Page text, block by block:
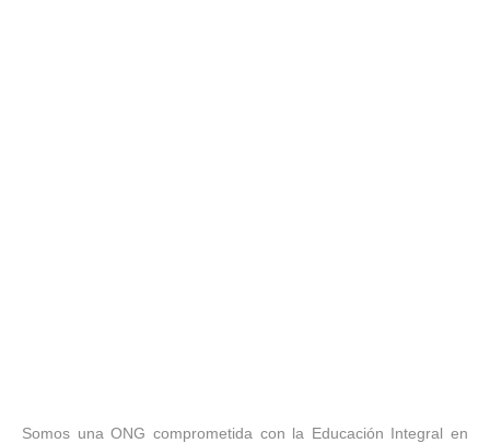
Somos una ONG comprometida con la Educación Integral en